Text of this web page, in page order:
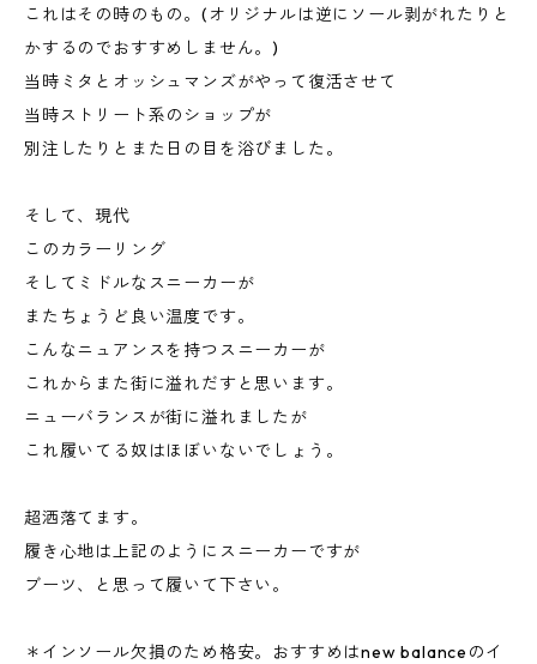
これはその時のもの。(オリジナルは逆にソール剥がれたりと
かするのでおすすめしません。)
当時ミタとオッシュマンズがやって復活させて
当時ストリート系のショップが
別注したりとまた日の目を浴びました。
そして、現代
このカラーリング
そしてミドルなスニーカーが
またちょうど良い温度です。
こんなニュアンスを持つスニーカーが
これからまた街に溢れだすと思います。
ニューバランスが街に溢れましたが
これ履いてる奴はほぼいないでしょう。
超洒落てます。
履き心地は上記のようにスニーカーですが
ブーツ、と思って履いて下さい。
＊インソール欠損のため格安。おすすめはnew balanceのイ